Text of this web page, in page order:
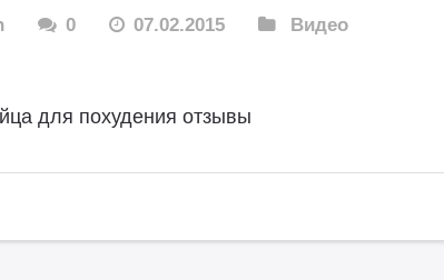
0 07.02.2015 Видео
йца для похудения отзывы